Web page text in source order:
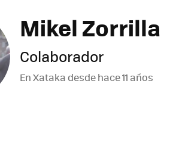
Mikel Zorrilla
Colaborador
En Xataka desdehace 11 años